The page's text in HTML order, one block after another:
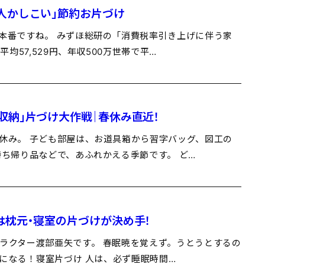
かしこい」節約お片づけ
番ですね。 みずほ総研の「消費税率引き上げに伴う家
均57,529円、年収500万世帯で平…
」片づけ大作戦｜春休み直近！
み。 子ども部屋は、お道具箱から習字バッグ、図工の
帰り品などで、あふれかえる季節です。 ど…
枕元・寝室の片づけが決め手！
クター渡部亜矢です。 春眠暁を覚えず。うとうとするの
なる！寝室片づけ 人は、必ず睡眠時間…